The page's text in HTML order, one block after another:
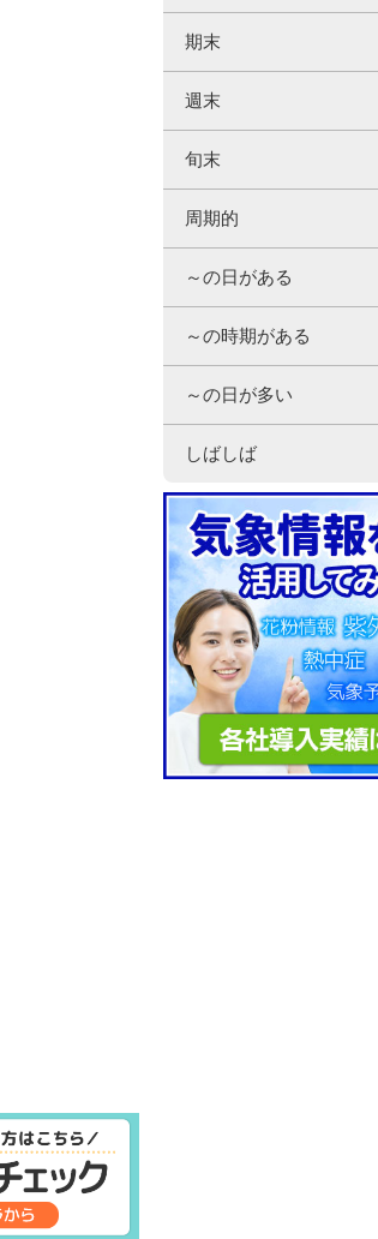
期末
週末
旬末
周期的
～の日がある
～の時期がある
～の日が多い
しばしば